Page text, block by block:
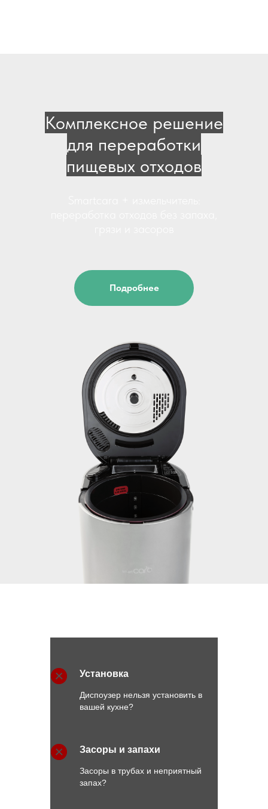
Комплексное решение
для переработки
пищевых отходов
Подробнее
Установка
Диспоузер нельзя установить в
вашей кухне?
Засоры и запахи
Засоры в трубах и неприятный
запах?